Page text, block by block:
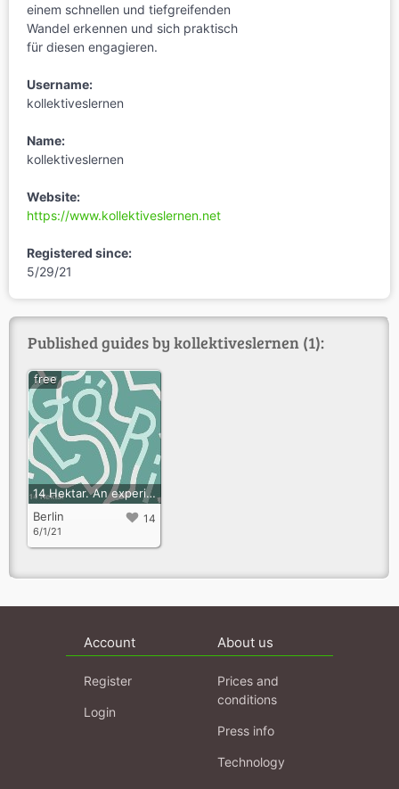
einem schnellen und tiefgreifenden
Wandel erkennen und sich praktisch
für diesen engagieren.
Username:
kollektiveslernen
Name:
kollektiveslernen
Website:
https://www.kollektiveslernen.net
Registered since:
5/29/21
Published guides by kollektiveslernen (1):
14 Hektar. An experiental audio walk through Görlitzer Park on community, transformation and environmental justice
14
Berlin
6/1/21
free
Account
Register
Login
About us
Prices and
conditions
Press info
Technology